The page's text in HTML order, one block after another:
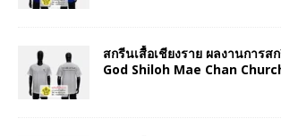
สกรีนเสื้อเชียงราย ผลงานการ
God Shiloh Mae Chan